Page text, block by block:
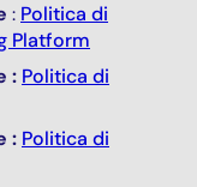
: Politica di
Platform
: Politica di
: Politica di